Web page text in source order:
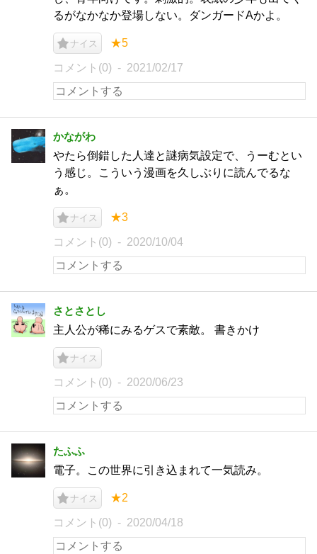
るがなかなか登場しない。ダンガードAかよ。
ナイス ★5
コメント(0) 2021/02/17
かながわ
やたら倒錯した人達と謎病気設定で、うーむとい
う感じ。こういう漫画を久しぶりに読んでるな
ぁ。
ナイス ★3
コメント(0) 2020/10/04
さとさとし
主人公が稀にみるゲスで素敵。 書きかけ
ナイス
コメント(0) 2020/06/23
たふふ
電子。この世界に引き込まれて一気読み。
ナイス ★2
コメント(0) 2020/04/18